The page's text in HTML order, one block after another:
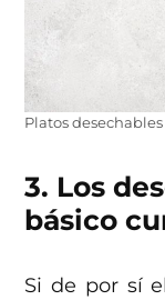
Platos
3. Los
básico
Si de por sí